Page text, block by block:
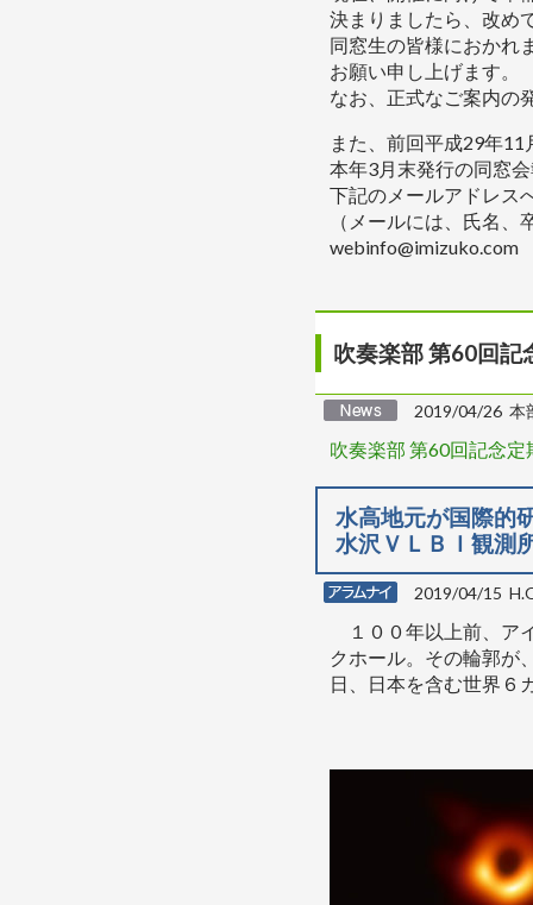
決まりましたら、改め
同窓生の皆様におかれ
お願い申し上げます。
なお、正式なご案内の
また、前回平成29年
本年3月末発行の同窓
下記のメールアドレス
（メールには、氏名
webinfo@imizuko.com
吹奏楽部 第60回記
2019/04/26 本
吹奏楽部 第60回記念
水高地元が国際
水沢ＶＬＢＩ観測
2019/04/15
１００年以上前、ア
クホール。その輪郭が
日、日本を含む世界６